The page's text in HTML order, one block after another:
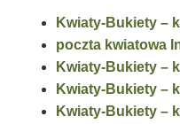
Kwiaty-Bukiety –
poczta kwiatowa
Kwiaty-Bukiety –
Kwiaty-Bukiety –
Kwiaty-Bukiety –